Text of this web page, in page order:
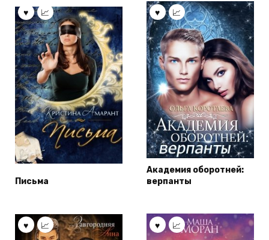
Письма
Академия оборотней:
верпанты